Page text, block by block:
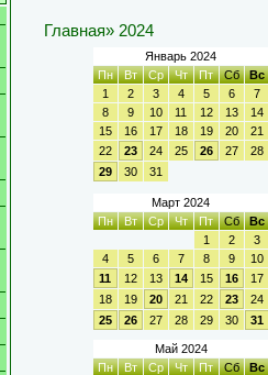
Главная» 2024
Январь 2024
Пн
Вт Ср Чт Пт Сб
Вс
1
2 3 4 5 6
7
8
9 10 11 12 13
14
15
16 17 18 19 20
21
22
23 24 25 26 27
28
29
30 31
Март 2024
Пн
Вт Ср Чт Пт Сб
Вс
1
2
3
4
5 6 7 8 9
10
11
12 13 14 15 16
17
18
19 20 21 22 23
24
25
26 27 28 29 30 31
Май 2024
Пн
Вт Ср Чт Пт Сб
Вс